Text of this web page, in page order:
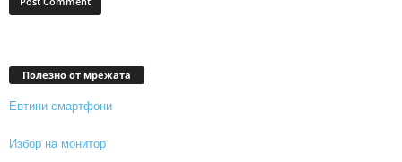
Полезно от мрежата
Евтини смартфони
Избор на монитор